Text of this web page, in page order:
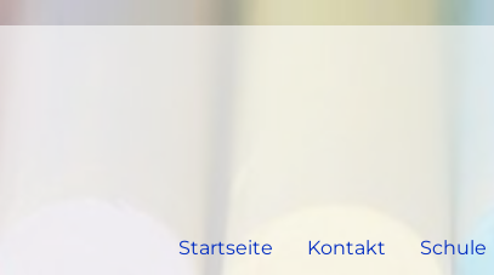
Startseite Kontakt Schule